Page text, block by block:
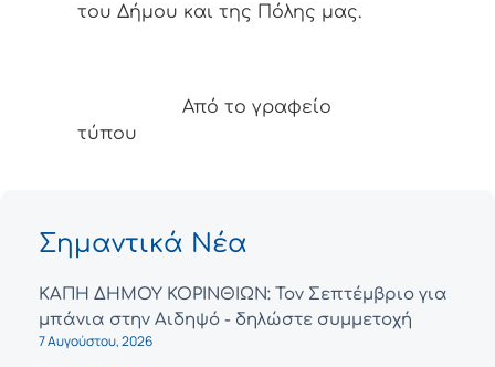
του Δήμου και της Πόλης μας.
Από το γραφείο
τύπου
Σημαντικά Νέα
ΚΑΠΗ ΔΗΜΟΥ ΚΟΡΙΝΘΙΩΝ: Τον Σεπτέμβριο για
μπάνια στην Αιδηψό - δηλώστε συμμετοχή
7 Αυγούστου, 2026